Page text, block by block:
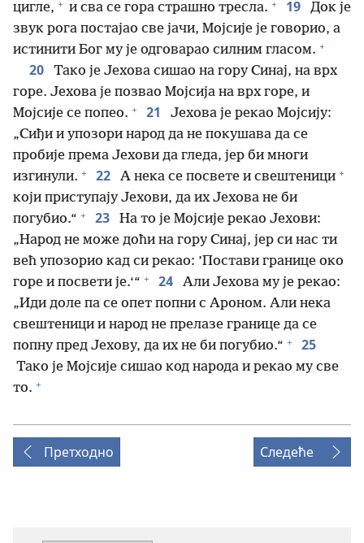
цигле, + и сва се гора страшно тресла. + 19
Док је
звук рога постајао све јачи, Мојсије је говорио, а
истинити Бог му је одговарао силним гласом. +
20
Тако је Јехова сишао на гору Синај, на врх
горе. Јехова је позвао Мојсија на врх горе, и
Мојсије се попео. + 21
Јехова је рекао Мојсију:
„Сиђи и упозори народ да не покушава да се
пробије према Јехови да гледа, јер би многи
изгинули. + 22 А нека се посвете и свештеници +
који приступају Јехови, да их Јехова не би
погубио.“ + 23
На то је Мојсије рекао Јехови:
„Народ не може доћи на гору Синај, јер си нас ти
већ упозорио кад си рекао: ’Постави границе око
горе и посвети је.‘“ + 24
Али Јехова му је рекао:
„Иди доле па се опет попни с Ароном. Али нека
свештеници и народ не прелазе границе да се
попну пред Јехову, да их не би погубио.“ + 25
Тако је Мојсије сишао код народа и рекао му све
то. +
Претходно Следеће